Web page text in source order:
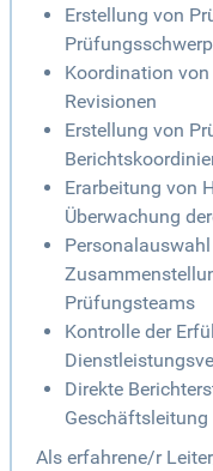
Erstellung von
Koordination
Revisionen
Erstellung von
Erarbeitung von
Überwachung
Prüfungsteams
Kontrolle der
Direkte
Geschäftsleitung
Als erfahrene/r